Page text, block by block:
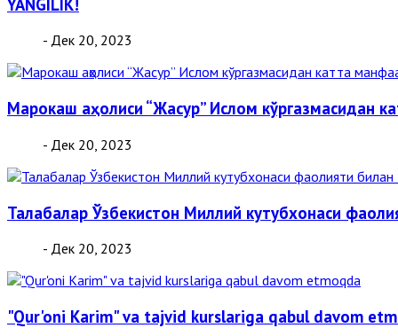
- Дек 20, 2023
Марокаш аҳолиси “Жасур” Ислом кўргазмасидан
- Дек 20, 2023
Талабалар Ўзбекистон Миллий кутубхонаси
- Дек 20, 2023
"Qur'oni Karim" va tajvid kurslariga qabul davom